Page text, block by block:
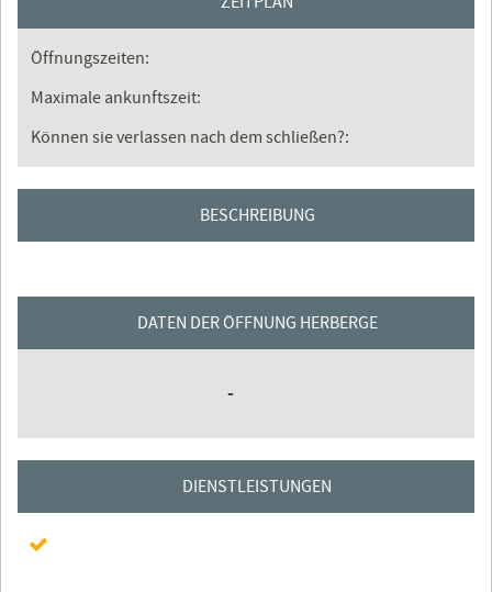
Öffnungszeiten:
Maximale ankunftszeit:
Können sie verlassen nach dem schließen?:
BESCHREIBUNG
DATEN DER ÖFFNUNG HERBERGE
-
DIENSTLEISTUNGEN